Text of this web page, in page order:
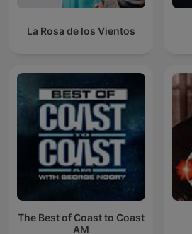
La Rosa de los Vientos
The Best of Coast to Coast
AM